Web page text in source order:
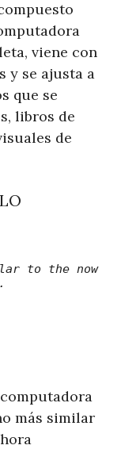
viene con
y se ajusta a
que se
libros de
de
to the now
más similar